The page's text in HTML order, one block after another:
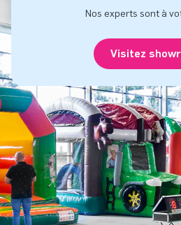
Nos experts sont à
Visitez